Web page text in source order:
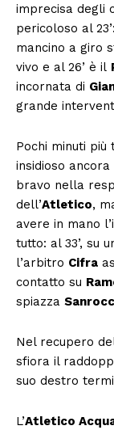
imprecisa degli
pericoloso al
mancino a giro
vivo e al 26’ è il
incornata di
grande
Pochi minuti più
insidioso ancora
bravo nella
dell’Atletico,
avere in mano
tutto: al 33’, su
l’arbitro Cifra
contatto su
spiazza
Nel recupero
sfiora il
suo destro
L’Atletico